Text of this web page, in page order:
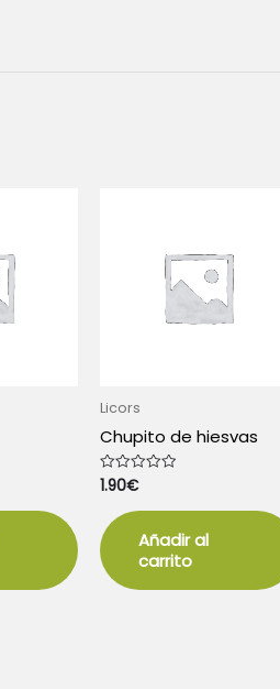
Licors
Chupito de hiesvas
Valorado
con
de
5
1.90€
Añadir al
carrito